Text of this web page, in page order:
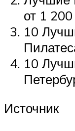
от 1
10
10
Источник